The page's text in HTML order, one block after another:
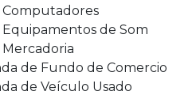
de Som
de Fundo de Comercio
de Veículo Usado